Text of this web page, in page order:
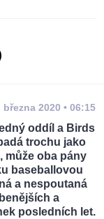
března 2020 • 06:15
oddíl a Birds
trochu jako
může oba pány
baseballovou
a nespoutaná
a
posledních let.